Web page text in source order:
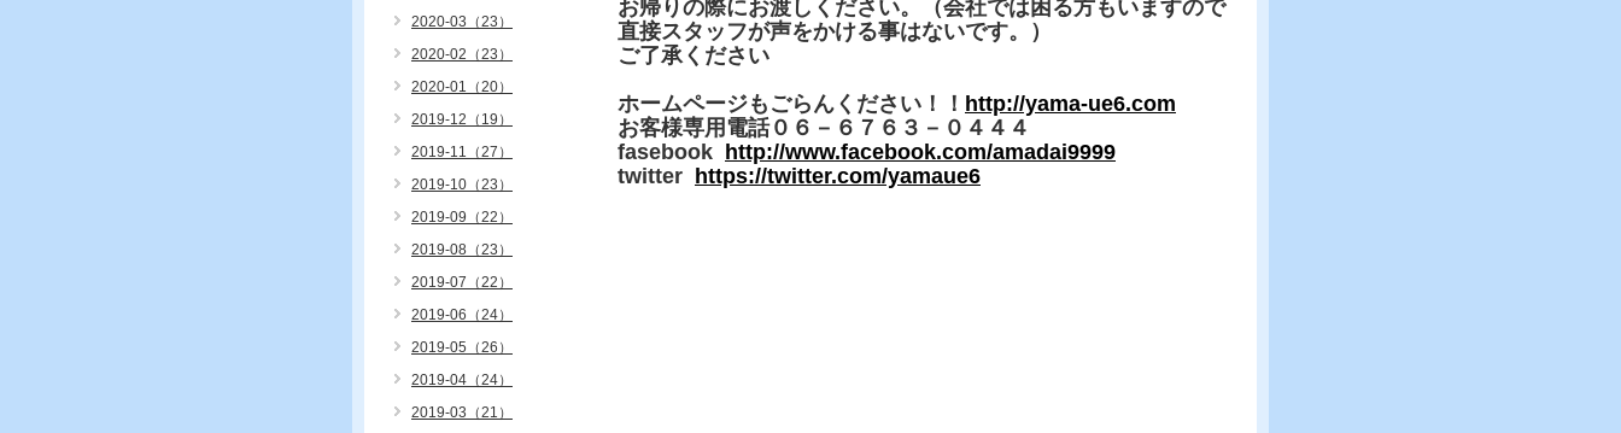
お帰りの際にお渡しください。（会社では困る方もいますので
直接スタッフが声をかける事はないです。）
ご了承ください
ホームページもごらんください！！ http://yama-ue6.com
お客様専用電話０６－６７６３－０４４４
fasebook
http://www.facebook.com/amadai9999
twitter
https://twitter.com/yamaue6
2020-03（23）
2020-02（23）
2020-01（20）
2019-12（19）
2019-11（27）
2019-10（23）
2019-09（22）
2019-08（23）
2019-07（22）
2019-06（24）
2019-05（26）
2019-04（24）
2019-03（21）